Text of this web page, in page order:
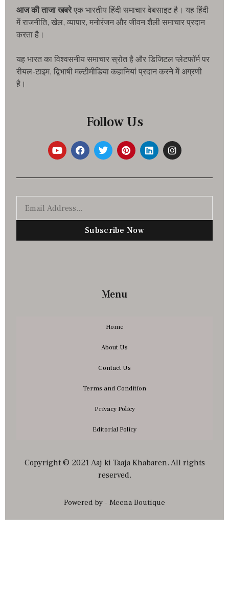
आज की ताजा खबरेएक भारतीय हिंदी समाचार वेबसाइट है। यह हिंदी
में राजनीति, खेल, व्यापार, मनोरंजन और जीवन शैली समाचार प्रदान
करता है।
यह भारत का विश्वसनीय समाचार स्रोत है और डिजिटल प्लेटफॉर्म पर
रीयल-टाइम, द्विभाषी मल्टीमीडिया कहानियां प्रदान करने में अग्रणी
है।
Follow Us
Subscribe Now
Menu
Home
About Us
Contact Us
Terms and Condition
Privacy Policy
Editorial Policy
Copyright © 2021 Aaj ki Taaja Khabaren. All rights
reserved.
Powered by - Meena Boutique